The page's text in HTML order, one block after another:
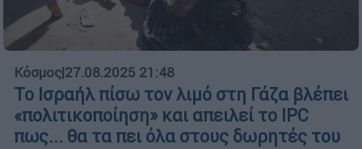
Κόσμος|27.08.2025 21:48
Το Ισραήλ πίσω τον λιμό στη Γάζα βλέπει
«πολιτικοποίηση» και απειλεί το IPC
πως... θα τα πει όλα στους δωρητές του